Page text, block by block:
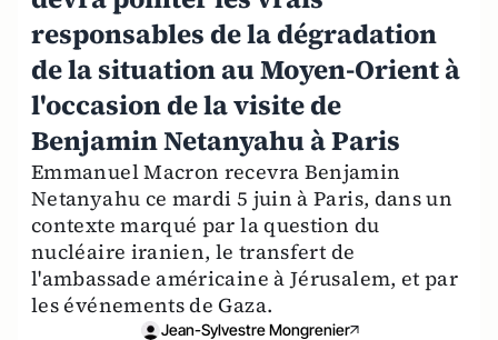
responsables de la dégradation
de la situation au Moyen-Orient à
l'occasion de la visite de
Benjamin Netanyahu à Paris
Emmanuel Macron recevra Benjamin
Netanyahu ce mardi 5 juin à Paris, dans un
contexte marqué par la question du
nucléaire iranien, le transfert de
l'ambassade américaine à Jérusalem, et par
les événements de Gaza.
Jean-Sylvestre Mongrenier